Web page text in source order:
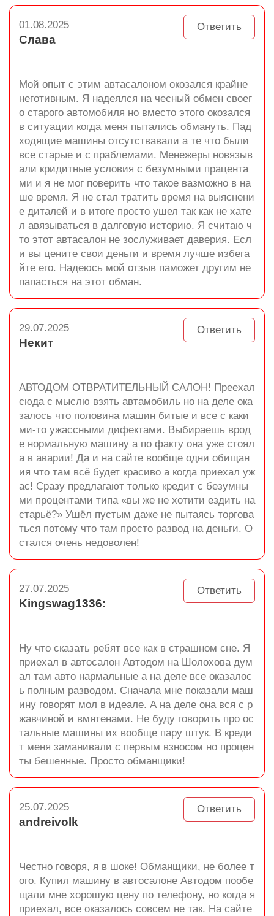
Ответить
01.08.2025
Слава
Мой опыт с этим автасалоном окозался крайне
неготивным. Я надеялся на чесный обмен своег
о старого автомобиля но вместо этого окозался
в ситуации когда меня пытались обмануть. Пад
ходящие машины отсутствавали а те что были
все старые и с праблемами. Менежеры новязыв
али кридитные условия с безумными працента
ми и я не мог поверить что такое вазможно в на
ше время. Я не стал тратить время на выяснени
е диталей и в итоге просто ушел так как не хате
л авязываться в далговую историю. Я считаю ч
то этот автасалон не зослуживает даверия. Есл
и вы цените свои деньги и время лучше избега
йте его. Надеюсь мой отзыв паможет другим не
папасться на этот обман.
Ответить
29.07.2025
Некит
АВТОДОМ ОТВРАТИТЕЛЬНЫЙ САЛОН! Преехал
сюда с мыслю взять автамобиль но на деле ока
залось что половина машин битые и все с каки
ми-то ужассными дифектами. Выбираешь врод
е нормальную машину а по факту она уже стоял
а в аварии! Да и на сайте вообще одни обищан
ия что там всё будет красиво а когда приехал уж
ас! Сразу предлагают только кредит с безумны
ми процентами типа «вы же не хотити ездить на
старьё?» Ушёл пустым даже не пытаясь торгова
ться потому что там просто развод на деньги. О
стался очень недоволен!
Ответить
27.07.2025
Kingswag1336:
Ну что сказать ребят все как в страшном сне. Я
приехал в автосалон Автодом на Шолохова дум
ал там авто нармальные а на деле все оказалос
ь полным разводом. Сначала мне показали маш
ину говорят мол в идеале. А на деле она вся с р
жавчиной и вмятенами. Не буду говорить про ос
тальные машины их вообще пару штук. В креди
т меня заманивали с первым взносом но процен
ты бешенные. Просто обманщики!
Ответить
25.07.2025
andreivolk
Честно говоря, я в шоке! Обманщики, не более т
ого. Купил машину в автосалоне Автодом пообе
щали мне хорошую цену по телефону, но когда я
приехал, все оказалось совсем не так. На сайте